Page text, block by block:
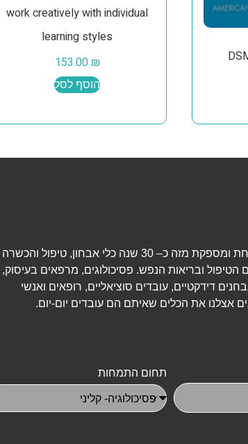
work creatively with individual
learning styles
153.00 ₪
הוסף לסל
חברת סייקטק מפתחת ומספקת מזה כ– 30 שנה כלי אבחון, טיפול והכשרה
ובריאות הנפש. פסיכולוגים, מרפאים בעיסוק,
דידקטיים, עובדים סוציאליים, רופאים ואנשי
אצלנו את הכלים שאיתם הם עובדים יום-יום.
תחום התמחות